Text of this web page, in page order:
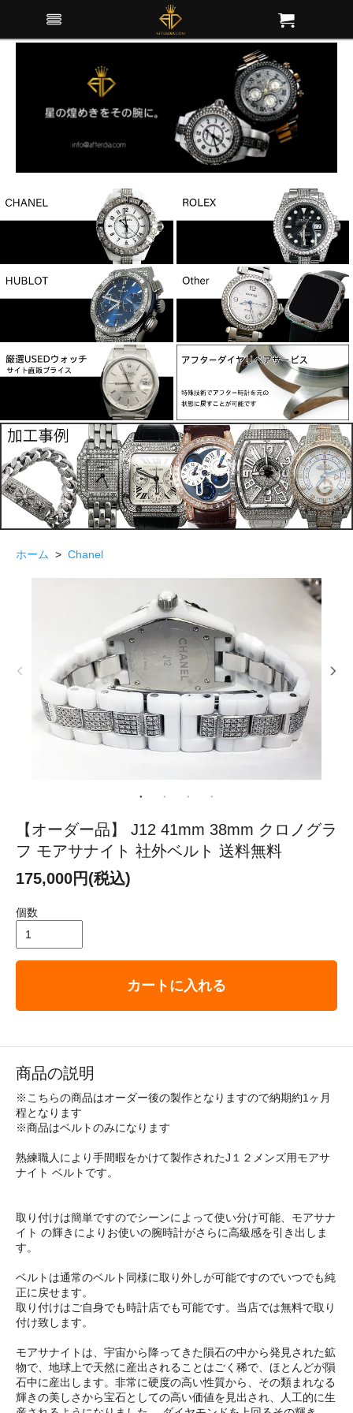
低価格アフターダイヤの専門店「アフターダイヤ.com」
ホーム > Chanel
【オーダー品】 J12 41mm 38mm クロノグラ
フ モアサナイト 社外ベルト 送料無料
175,000円(税込)
個数
カートに入れる
商品の説明
※こちらの商品はオーダー後の製作となりますので納期約1ヶ月
程となります
※商品はベルトのみになります
熟練職人により手間暇をかけて製作されたJ１２メンズ用モアサ
ナイト ベルトです。
取り付けは簡単ですのでシーンによって使い分け可能、モアサナ
イト の輝きによりお使いの腕時計がさらに高級感を引き出しま
す。
ベルトは通常のベルト同様に取り外しが可能ですのでいつでも純
正に戻せます。
取り付けはご自身でも時計店でも可能です。当店では無料で取り
付け致します。
モアサナイトは、宇宙から降ってきた隕石の中から発見された鉱
物で、地球上で天然に産出されることはごく稀で、ほとんどが隕
石中に産出します。非常に硬度の高い性質から、その類まれなる
輝きの美しさから宝石としての高い価値を見出され、人工的に生